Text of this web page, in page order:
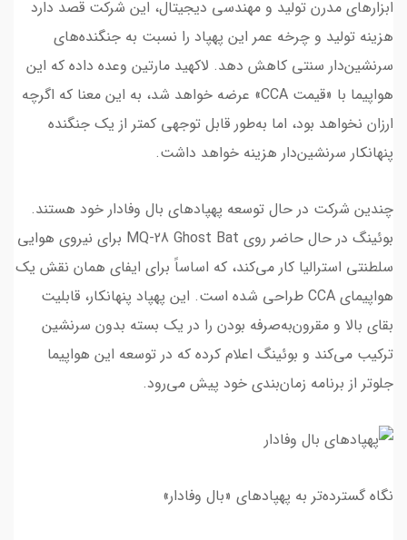
ابزارهای مدرن تولید و مهندسی دیجیتال، این شرکت قصد دارد
هزینه تولید و چرخه عمر این پهپاد را نسبت به جنگنده‌های
سرنشین‌دار سنتی کاهش دهد. لاکهید مارتین وعده داده که این
هواپیما با «قیمت CCA» عرضه خواهد شد، به این معنا که اگرچه
ارزان نخواهد بود، اما به‌طور قابل توجهی کمتر از یک جنگنده
پنهانکار سرنشین‌دار هزینه‌ خواهد داشت.
چندین شرکت در حال توسعه پهپادهای بال وفادار خود هستند.
بوئینگ در حال حاضر روی MQ-28 Ghost Bat برای نیروی هوایی
سلطنتی استرالیا کار می‌کند، که اساساً برای ایفای همان نقش یک
هواپیمای CCA طراحی شده است. این پهپاد پنهانکار، قابلیت
بقای بالا و مقرون‌به‌صرفه بودن را در یک بسته بدون سرنشین
ترکیب می‌کند و بوئینگ اعلام کرده که در توسعه این هواپیما
جلوتر از برنامه زمان‌بندی خود پیش می‌رود.
نگاه گسترده‌تر به پهپادهای «بال وفادار»